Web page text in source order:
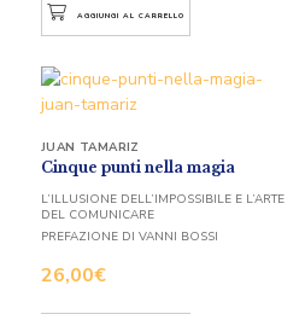
AGGIUNGI AL CARRELLO
Cinque punti nella magia
26,00€
JUAN TAMARIZ
L’ILLUSIONE DELL’IMPOSSIBILE E L’ARTE
DEL COMUNICARE
PREFAZIONE DI VANNI BOSSI